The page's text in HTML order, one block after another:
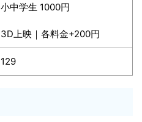
小中学生 1000円
3D上映｜各料金+200円
129